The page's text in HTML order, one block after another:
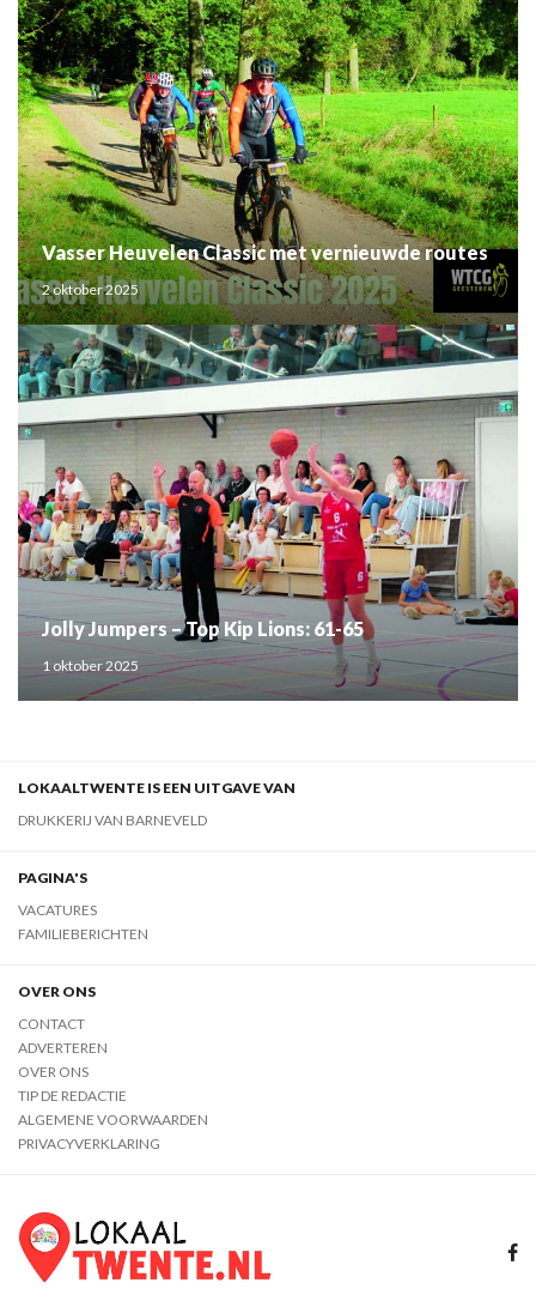
Vasser Heuvelen Classic met vernieuwde routes
2 oktober 2025
Jolly Jumpers – Top Kip Lions: 61-65
1 oktober 2025
LOKAALTWENTE IS EEN UITGAVE VAN
DRUKKERIJ VAN BARNEVELD
PAGINA'S
VACATURES
FAMILIEBERICHTEN
OVER ONS
CONTACT
ADVERTEREN
OVER ONS
TIP DE REDACTIE
ALGEMENE VOORWAARDEN
PRIVACYVERKLARING